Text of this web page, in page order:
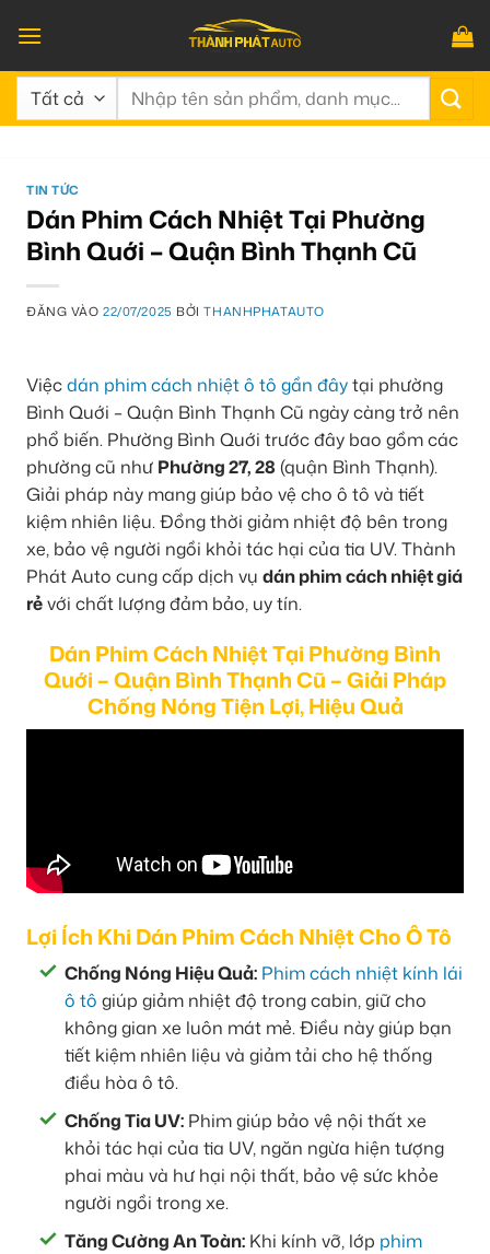
qua
nội
dung
Tìm
TIN TỨC
Dán Phim Cách Nhiệt Tại Phường
Bình Quới – Quận Bình Thạnh Cũ
ĐĂNG VÀO22/07/2025 BỞITHANHPHATAUTO
Việcdán phim cách nhiệt ô tô gần đâytại phường
Bình Quới – Quận Bình Thạnh Cũ ngày càng trở nên
phổ biến. Phường Bình Quới trước đây bao gồm các
phường cũ như Phường 27, 28(quận Bình Thạnh).
Giải pháp này mang giúp bảo vệ cho ô tô và tiết
kiệm nhiên liệu. Đồng thời giảm nhiệt độ bên trong
xe, bảo vệ người ngồi khỏi tác hại của tia UV. Thành
Phát Auto cung cấp dịch vụ dán phim cách nhiệt giá
rẻvới chất lượng đảm bảo, uy tín.
Dán Phim Cách Nhiệt Tại Phường Bình
Quới – Quận Bình Thạnh Cũ – Giải Pháp
Chống Nóng Tiện Lợi, Hiệu Quả
Lợi Ích Khi Dán Phim Cách Nhiệt Cho Ô Tô
Chống Nóng Hiệu Quả: Phim cách nhiệt kính lái
ô tô giúp giảm nhiệt độ trong cabin, giữ cho
không gian xe luôn mát mẻ. Điều này giúp bạn
tiết kiệm nhiên liệu và giảm tải cho hệ thống
điều hòa ô tô.
Chống Tia UV: Phim giúp bảo vệ nội thất xe
khỏi tác hại của tia UV, ngăn ngừa hiện tượng
phai màu và hư hại nội thất, bảo vệ sức khỏe
người ngồi trong xe.
Tăng Cường An Toàn: Khi kính vỡ, lớp phim